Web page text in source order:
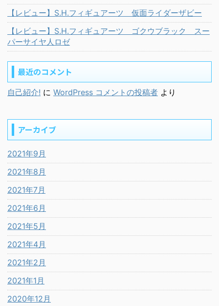
【レビュー】S.H.フィギュアーツ 仮面ライダーザビー
【レビュー】S.H.フィギュアーツ ゴクウブラック スー
パーサイヤ人ロゼ
最近のコメント
自己紹介! に WordPress コメントの投稿者 より
アーカイブ
2021年9月
2021年8月
2021年7月
2021年6月
2021年5月
2021年4月
2021年2月
2021年1月
2020年12月